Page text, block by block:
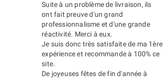
Suite à un problème de livraison, ils
ont fait preuve d'un grand
professionnalisme et d'une grande
réactivité. Merci à eux.
Je suis donc très satisfaite de ma 1ère
expérience et recommande à 100% ce
site.
De joyeuses fêtes de fin d'année à